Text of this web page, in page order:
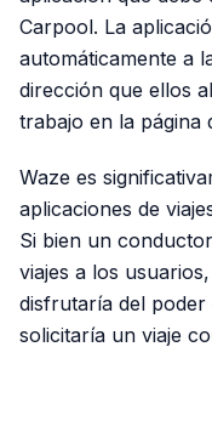
Carpool. La
automáticamente a
dirección que ellos
trabajo en la página
Waze es
aplicaciones de
Si bien un
viajes a los
disfrutaría del
solicitaría un viaje